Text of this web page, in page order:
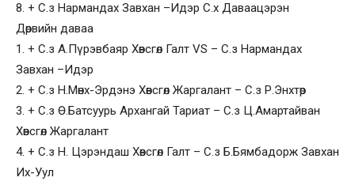
8. + С.з Нармандах Завхан –Идэр С.х Даваацэрэн
Дөрвийн даваа
1. + С.з А.Пүрэвбаяр Хөвсгөл Галт VS – С.з Нармандах
Завхан –Идэр
2. + С.з Н.Мөнх-Эрдэнэ Хөвсгөл Жаргалант – С.з Р.Энхтөр
3. + С.з Ө.Батсуурь Архангай Тариат – С.з Ц.Амартайван
Хөвсгөл Жаргалант
4. + С.з Н. Цэрэндаш Хөвсгөл Галт – С.з Б.Бямбадорж Завхан
Их-Уул